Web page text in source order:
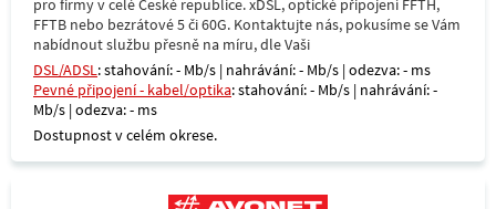
pro firmy v celé České republice. xDSL, optické připojení FFTH,
FFTB nebo bezrátové 5 či 60G. Kontaktujte nás, pokusíme se Vám
nabídnout službu přesně na míru, dle Vaši
DSL/ADSL: stahování: - Mb/s | nahrávání: - Mb/s | odezva: - ms
Pevné připojení - kabel/optika: stahování: - Mb/s | nahrávání: -
Mb/s | odezva: - ms
Dostupnost v celém okrese.